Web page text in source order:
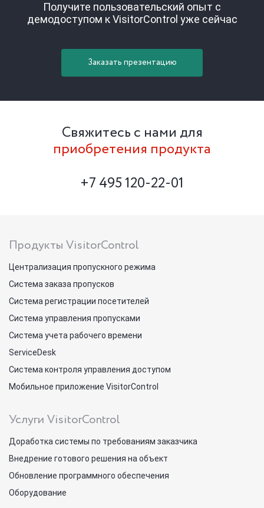
Получите пользовательский опыт с
демодоступом к VisitorControl уже сейчас
Заказать презентацию
Свяжитесь с нами для
приобретения продукта
+7 495 120-22-01
Продукты VisitorControl
Централизация пропускного режима
Система заказа пропусков
Система регистрации посетителей
Система управления пропусками
Система учета рабочего времени
ServiceDesk
Система контроля управления доступом
Мобильное приложение VisitorControl
Услуги VisitorControl
Доработка системы по требованиям заказчика
Внедрение готового решения на объект
Обновление программного обеспечения
Оборудование